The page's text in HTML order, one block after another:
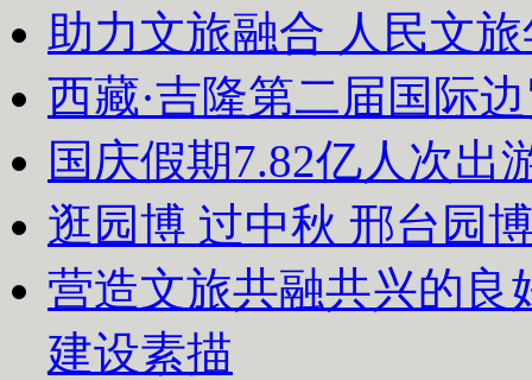
助力文旅融合 人民文
西藏·吉隆第二届国际
国庆假期7.82亿人次出
逛园博 过中秋 邢台园
营造文旅共融共兴的良
建设素描